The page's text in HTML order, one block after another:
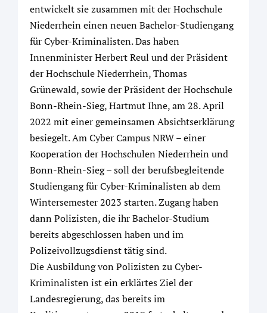
entwickelt sie zusammen mit der Hochschule
Niederrhein einen neuen Bachelor-Studiengang
für Cyber-Kriminalisten. Das haben
Innenminister Herbert Reul und der Präsident
der Hochschule Niederrhein, Thomas
Grünewald, sowie der Präsident der Hochschule
Bonn-Rhein-Sieg, Hartmut Ihne, am 28. April
2022 mit einer gemeinsamen Absichtserklärung
besiegelt. Am Cyber Campus NRW – einer
Kooperation der Hochschulen Niederrhein und
Bonn-Rhein-Sieg – soll der berufsbegleitende
Studiengang für Cyber-Kriminalisten ab dem
Wintersemester 2023 starten. Zugang haben
dann Polizisten, die ihr Bachelor-Studium
bereits abgeschlossen haben und im
Polizeivollzugsdienst tätig sind.
Die Ausbildung von Polizisten zu Cyber-
Kriminalisten ist ein erklärtes Ziel der
Landesregierung, das bereits im